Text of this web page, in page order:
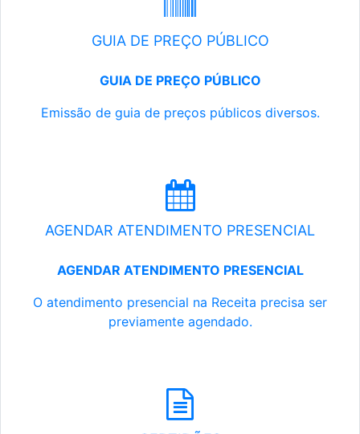
GUIA DE PREÇO PÚBLICO
GUIA DE PREÇO PÚBLICO
Emissão de guia de preços públicos diversos.
AGENDAR ATENDIMENTO PRESENCIAL
AGENDAR ATENDIMENTO PRESENCIAL
O atendimento presencial na Receita precisa ser
previamente agendado.